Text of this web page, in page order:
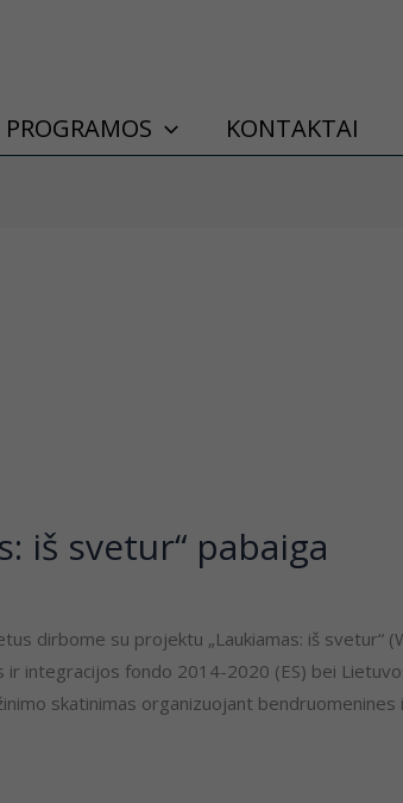
PROGRAMOS KONTAKTAI
iš svetur“ pabaiga
dirbome su projektu „Laukiamas: iš svetur“
integracijos fondo 2014-2020 (ES) bei
skatinimas organizuojant